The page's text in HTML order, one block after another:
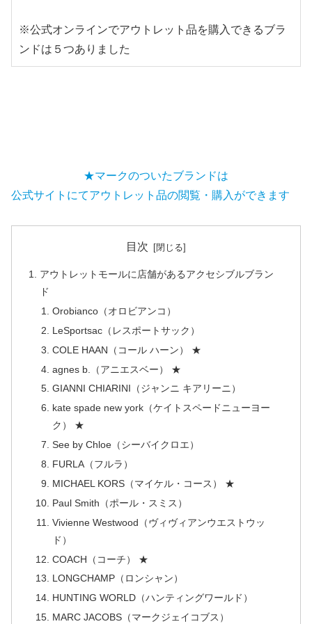
※公式オンラインでアウトレット品を購入できるブラ
ンドは５つありました
★マークのついたブランドは
公式サイトにてアウトレット品の閲覧・購入ができます
目次
アウトレットモールに店舗があるアクセシブルブラン
ド
Orobianco（オロビアンコ）
LeSportsac（レスポートサック）
COLE HAAN（コール ハーン） ★
agnes b.（アニエスベー） ★
GIANNI CHIARINI（ジャンニ キアリーニ）
kate spade new york（ケイトスペードニューヨー
ク） ★
See by Chloe（シーバイクロエ）
FURLA（フルラ）
MICHAEL KORS（マイケル・コース） ★
Paul Smith（ポール・スミス）
Vivienne Westwood（ヴィヴィアンウエストウッ
ド）
COACH（コーチ） ★
LONGCHAMP（ロンシャン）
HUNTING WORLD（ハンティングワールド）
MARC JACOBS（マークジェイコブス）